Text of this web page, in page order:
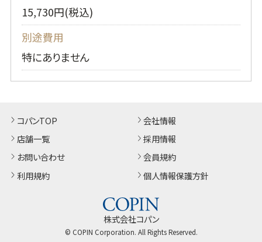
15,730円(税込)
別途費用
特にありません
コパンTOP
店舗一覧
お問い合わせ
利用規約
会社情報
採用情報
会員規約
個人情報保護方針
株式会社コパン
© COPIN Corporation. All Rights Reserved.